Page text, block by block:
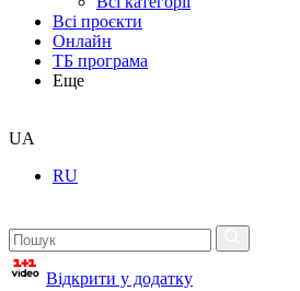
Всі проєкти
Онлайн
ТБ програма
Еще
UA
RU
Відкрити у додатку